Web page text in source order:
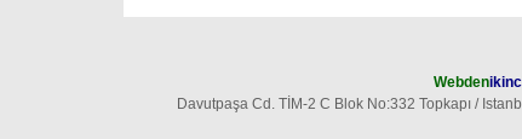
Webden
Davutpaşa Cd. TİM-2 C Blok No:332 Topkapı /